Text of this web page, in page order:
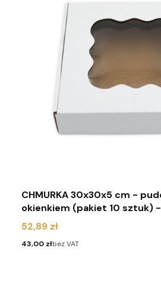
CHMURKA 30x30x5 cm -
okienkiem (pakiet 10 sztuk) -
Cena
52,89 zł
Cena
43,00 złbez VAT